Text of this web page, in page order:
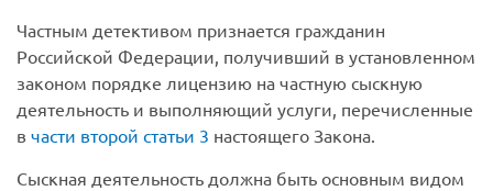
Частным детективом признается гражданин
Российской Федерации, получивший в установленном
законом порядке лицензию на частную сыскную
деятельность и выполняющий услуги, перечисленные
в части второй статьи 3 настоящего Закона.
Сыскная деятельность должна быть основным видом